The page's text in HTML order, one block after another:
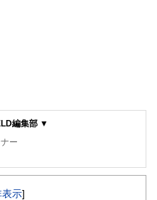
編集部 ▼
ー
融、経済に関する記事を、日々
るようわかりやすく発信していま
表示]